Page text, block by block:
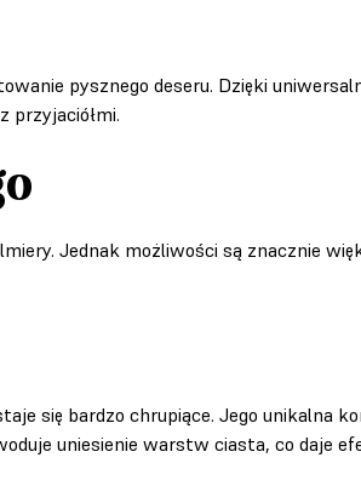
pysznego deseru. Dzięki
przyjaciółmi.
Jednak możliwości są znacznie
się bardzo chrupiące. Jego unikalna
uniesienie warstw ciasta, co daje